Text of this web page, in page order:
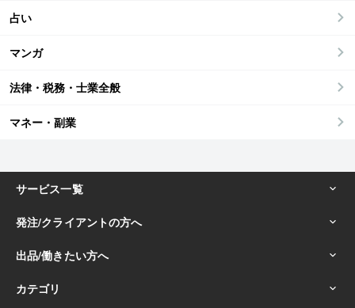
占い
マンガ
法律・税務・士業全般
マネー・副業